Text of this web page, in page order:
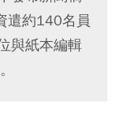
遣約140名員
與紙本編輯